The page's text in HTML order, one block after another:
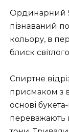
Ординарний
пізнаваний
кольору, в
блиск
Спиртне
присмаком з
основі
переважають